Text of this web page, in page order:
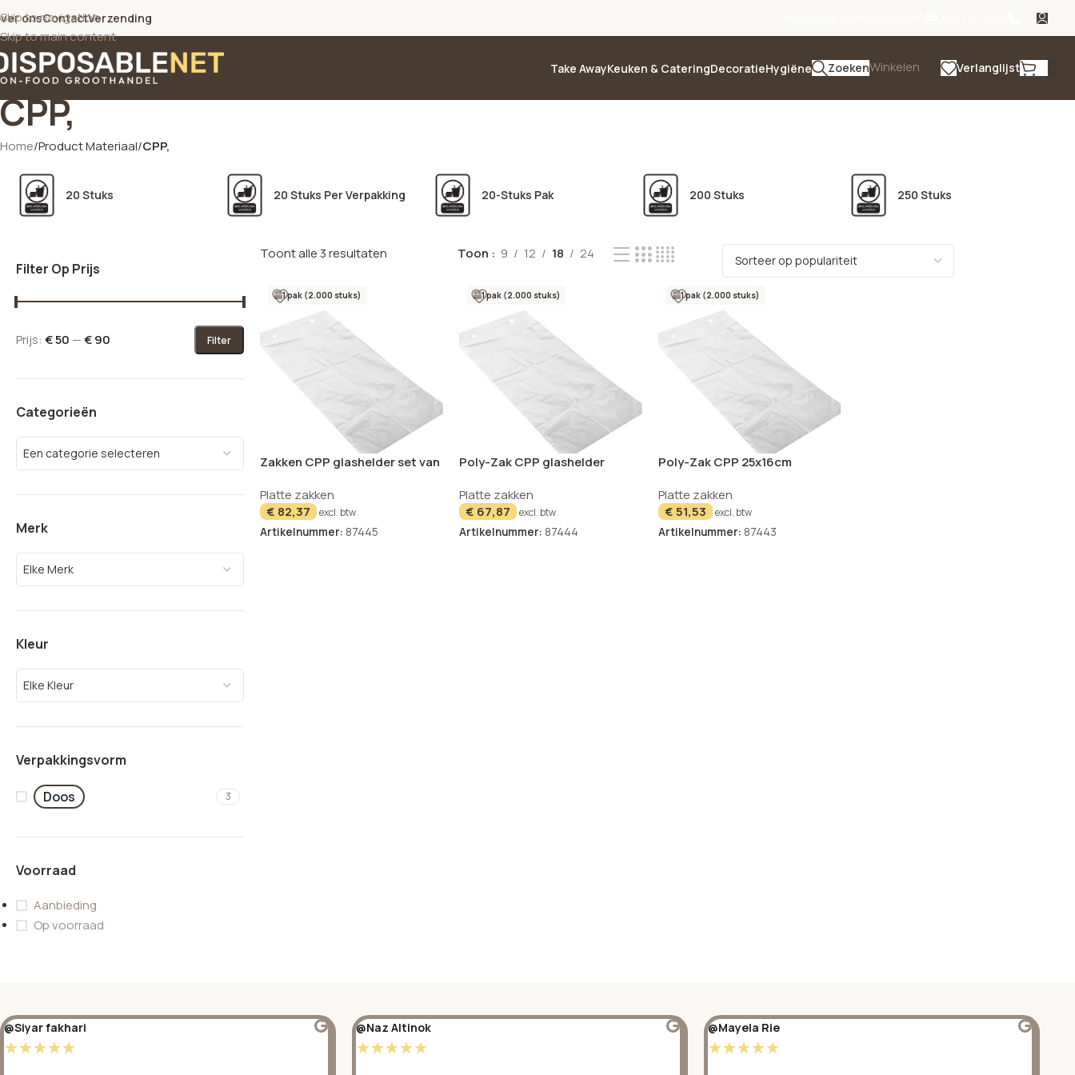
Skip to navigation
Skip to main content
onsContactVerzending
Take AwayKeuken & CateringDecoratieHygiëne ZoekenWinkelen Verlanglijst
CPP,
Home/Product Materiaal/CPP,
20 Stuks 20 Stuks Per Verpakking 20-Stuks Pak 200 Stuks 250 Stuks
Filter Op Prijs
Filter
Prijs: € 50 —€ 90
Categorieën
Een categorie selecteren
Merk
Elke Merk
Kleur
Elke Kleur
Verpakkingsvorm
Doos 3
Voorraad
Aanbieding
Op voorraad
Toont alle 3 resultaten Toon 9 12 18 24
1 pak (2.000 stuks)
Zakken CPP glashelder set van
Platte zakken
€ 82,37 excl. btw
Artikelnummer: 87445
1 pak (2.000 stuks)
Poly-Zak CPP glashelder
van 2000
Platte zakken
€ 67,87 excl. btw
Artikelnummer: 87444
1 pak (2.000 stuks)
Poly-Zak CPP 25x16cm
van 2000
Platte zakken
€51,53 excl. btw
Artikelnummer: 87443
@Siyar fakhari
☆☆☆☆☆
@Naz Altinok
☆☆☆☆☆
@Mayela Rie
☆☆☆☆☆